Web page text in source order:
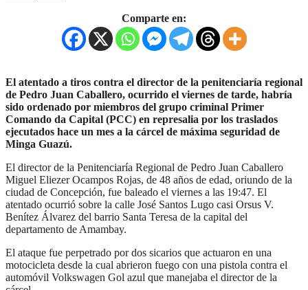
Comparte en:
El atentado a tiros contra el director de la penitenciaría regional
de Pedro Juan Caballero, ocurrido el viernes de tarde, habría
sido ordenado por miembros del grupo criminal Primer
Comando da Capital (PCC) en represalia por los traslados
ejecutados hace un mes a la cárcel de máxima seguridad de
Minga Guazú.
El director de la Penitenciaría Regional de Pedro Juan Caballero
Miguel Eliezer Ocampos Rojas, de 48 años de edad, oriundo de la
ciudad de Concepción, fue baleado el viernes a las 19:47. El
atentado ocurrió sobre la calle José Santos Lugo casi Orsus V.
Benítez Álvarez del barrio Santa Teresa de la capital del
departamento de Amambay.
El ataque fue perpetrado por dos sicarios que actuaron en una
motocicleta desde la cual abrieron fuego con una pistola contra el
automóvil Volkswagen Gol azul que manejaba el director de la